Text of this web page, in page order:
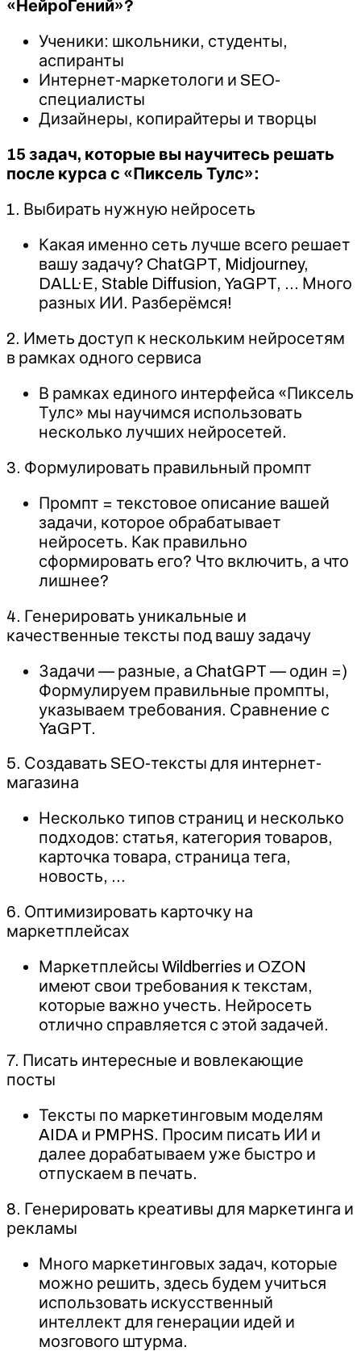
«НейроГений»?
Ученики: школьники, студенты,
аспиранты
Интернет-маркетологи и SEO-
специалисты
Дизайнеры, копирайтеры и творцы
15 задач, которые вы научитесь решать
после курса с «Пиксель Тулс»:
1. Выбирать нужную нейросеть
Какая именно сеть лучше всего решает
вашу задачу? ChatGPT, Midjourney,
DALL·E, Stable Diffusion, YaGPT, … Много
разных ИИ. Разберёмся!
2. Иметь доступ к нескольким нейросетям
в рамках одного сервиса
В рамках единого интерфейса «Пиксель
Тулс» мы научимся использовать
несколько лучших нейросетей.
3. Формулировать правильный промпт
Промпт = текстовое описание вашей
задачи, которое обрабатывает
нейросеть. Как правильно
сформировать его? Что включить, а что
лишнее?
4. Генерировать уникальные и
качественные тексты под вашу задачу
Задачи — разные, а ChatGPT — один =)
Формулируем правильные промпты,
указываем требования. Сравнение с
YaGPT.
5. Создавать SEO-тексты для интернет-
магазина
Несколько типов страниц и несколько
подходов: статья, категория товаров,
карточка товара, страница тега,
новость, …
6. Оптимизировать карточку на
маркетплейсах
Маркетплейсы Wildberries и OZON
имеют свои требования к текстам,
которые важно учесть. Нейросеть
отлично справляется с этой задачей.
7. Писать интересные и вовлекающие
посты
Тексты по маркетинговым моделям
AIDA и PMPHS. Просим писать ИИ и
далее дорабатываем уже быстро и
отпускаем в печать.
8. Генерировать креативы для маркетинга и
рекламы
Много маркетинговых задач, которые
можно решить, здесь будем учиться
использовать искусственный
интеллект для генерации идей и
мозгового штурма.